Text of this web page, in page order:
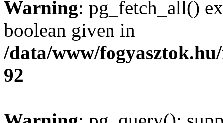
Warning: pg_fetch_all()
boolean given in
/data/www/
92